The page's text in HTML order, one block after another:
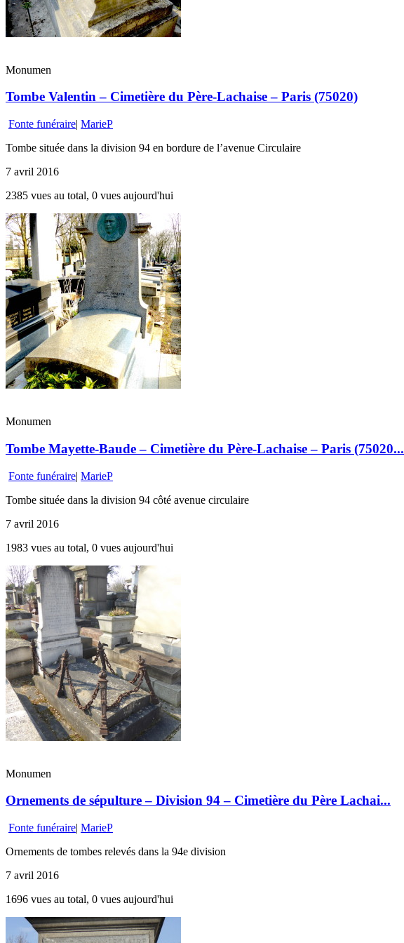
Monumen
Tombe Valentin – Cimetière du Père-Lachaise – Paris (75020)
Fonte funéraire| MarieP
Tombe située dans la division 94 en bordure de l’avenue Circulaire
7 avril 2016
2385 vues au total, 0 vues aujourd'hui
Monumen
Tombe Mayette-Baude – Cimetière du Père-Lachaise – Paris (75020...
Fonte funéraire| MarieP
Tombe située dans la division 94 côté avenue circulaire
7 avril 2016
1983 vues au total, 0 vues aujourd'hui
Monumen
Ornements de sépulture – Division 94 – Cimetière du Père Lachai...
Fonte funéraire| MarieP
Ornements de tombes relevés dans la 94e division
7 avril 2016
1696 vues au total, 0 vues aujourd'hui